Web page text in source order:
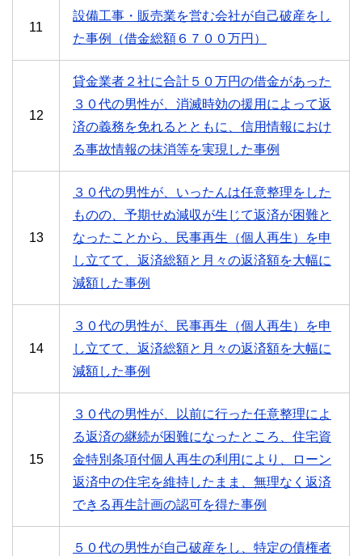
11
設備工事・販売業を営む会社が自己破産をし
た事例（借金総額６７００万円）
12
貸金業者２社に合計５０万円の借金があった
３０代の男性が、消滅時効の援用によって返
済の義務を免れるとともに、信用情報におけ
る事故情報の抹消等を実現した事例
13
３０代の男性が、いったんは任意整理をした
ものの、予期せぬ減収が生じて返済が困難と
なったことから、民事再生（個人再生）を申
し立てて、返済総額と月々の返済額を大幅に
減額した事例
14
３０代の男性が、民事再生（個人再生）を申
し立てて、返済総額と月々の返済額を大幅に
減額した事例
15
３０代の男性が、以前に行った任意整理によ
る返済の継続が困難になったところ、住宅資
金特別条項付個人再生の利用により、ローン
返済中の住宅を維持したまま、無理なく返済
できる再生計画の認可を得た事例
５０代の男性が自己破産をし、特定の債権者